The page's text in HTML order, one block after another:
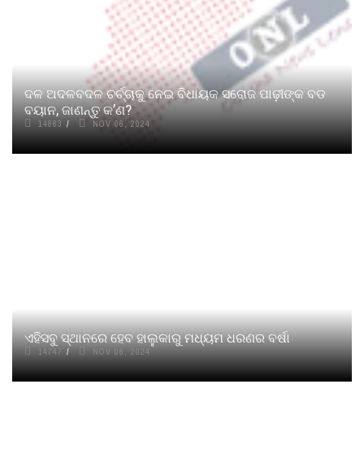
ଦଳ ଅଦଳବଦଳ ଚର୍ଚ୍ଚାକୁ ନେଇ ବିଧାୟକ ସରୋଜ ପାଢ଼ୀଙ୍କ ବଡ
ବୟାନ, ଜାଣନ୍ତୁ କ’ଣ?
14863 NOV 06, 2024
ଏହିସବୁ ସ୍ଥାନରେ ହେବ ହାଲୁକାରୁ ମଧ୍ୟମ ଧରଣର ବର୍ଷା
14747 NOV 06, 2024